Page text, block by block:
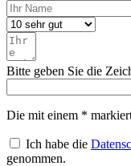
Bitte geben Sie die
Die mit einem *
Ich habe die
genommen.